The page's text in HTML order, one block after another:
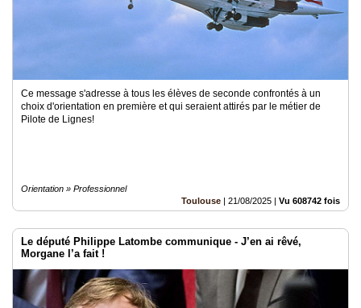
Ce message s'adresse à tous les élèves de seconde confrontés à un
choix d'orientation en première et qui seraient attirés par le métier de
Pilote de Lignes!
Orientation » Professionnel
Toulouse | 21/08/2025 | Vu 608742 fois
Le député Philippe Latombe communique - J’en ai rêvé,
Morgane l’a fait !